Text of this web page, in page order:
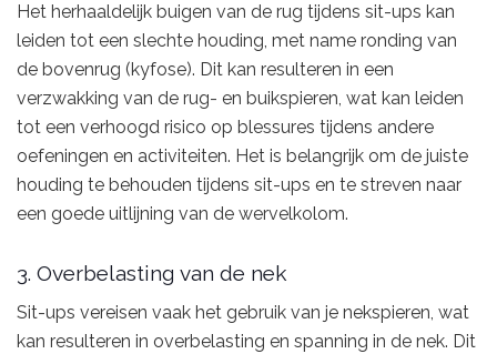
Het herhaaldelijk buigen van de rug tijdens sit-ups kan
leiden tot een slechte houding, met name ronding van
de bovenrug (kyfose). Dit kan resulteren in een
verzwakking van de rug- en buikspieren, wat kan leiden
tot een verhoogd risico op blessures tijdens andere
oefeningen en activiteiten. Het is belangrijk om de juiste
houding te behouden tijdens sit-ups en te streven naar
een goede uitlijning van de wervelkolom.
3. Overbelasting van de nek
Sit-ups vereisen vaak het gebruik van je nekspieren, wat
kan resulteren in overbelasting en spanning in de nek. Dit